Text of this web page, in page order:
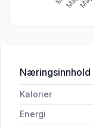
Næringsinnhold
Kalorier
Energi